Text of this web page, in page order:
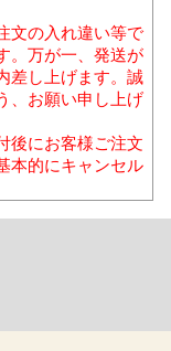
文の入れ違い等で
。万が一、発送が
差し上げます。誠
、お願い申し上げ
後にお客様ご注文
本的にキャンセル